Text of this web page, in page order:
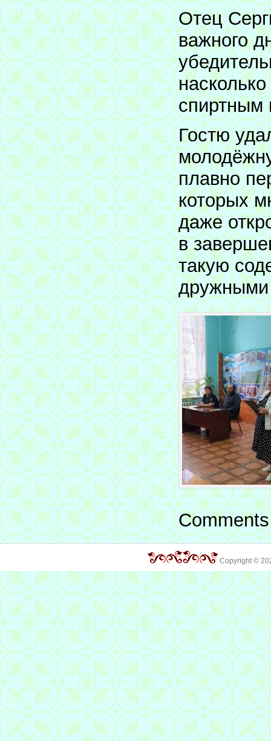
Отец
важного
спиртным
Гостю
плавно
которых
даже
в
такую
дружными
Copyright ©